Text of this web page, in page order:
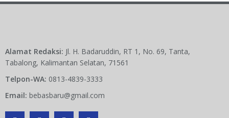
Alamat Redaksi: Jl. H. Badaruddin, RT 1, No. 69, Tanta,
Tabalong, Kalimantan Selatan, 71561
Telpon-WA: 0813-4839-3333
Email: bebasbaru@gmail.com